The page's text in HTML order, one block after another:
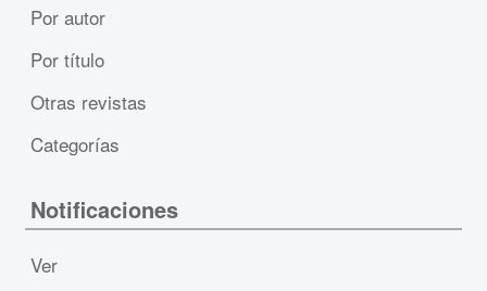
Por autor
Por título
Otras revistas
Categorías
Notificaciones
Ver